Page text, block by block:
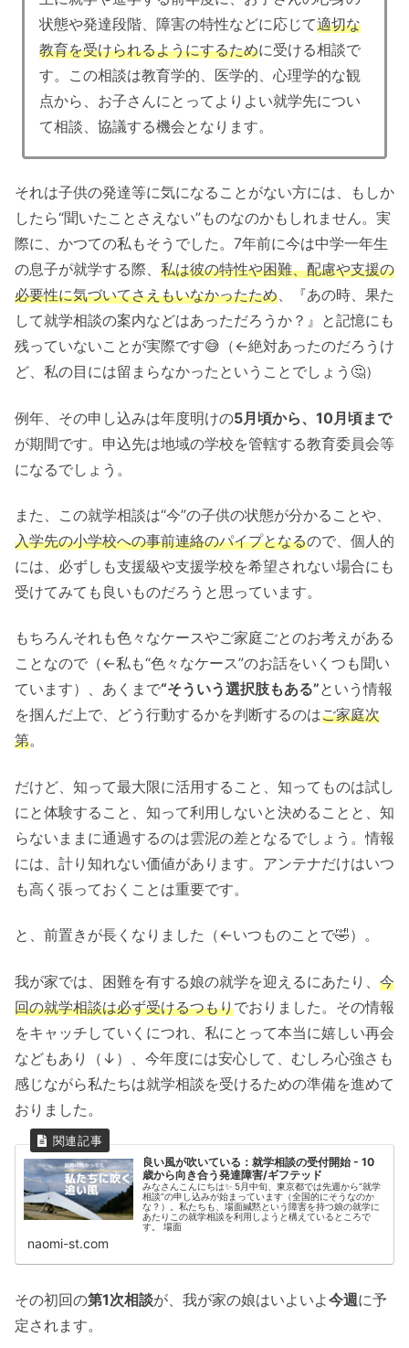
状態や発達段階、障害の特性などに応じて適切な
教育を受けられるようにするために受ける相談で
す。この相談は教育学的、医学的、心理学的な観
点から、お子さんにとってよりよい就学先につい
て相談、協議する機会となります。
それは子供の発達等に気になることがない方には、もしか
したら“聞いたことさえない”ものなのかもしれません。実
際に、かつての私もそうでした。7年前に今は中学一年生
の息子が就学する際、 私は彼の特性や困難、配慮や支援の
必要性に気づいてさえもいなかったため、『あの時、果た
して就学相談の案内などはあっただろうか？』と記憶にも
残っていないことが実際です😅（←絶対あったのだろうけ
ど、私の目には留まらなかったということでしょう🤔）
例年、その申し込みは年度明けの5月頃から、10月頃まで
が期間です。申込先は地域の学校を管轄する教育委員会等
になるでしょう。
また、この就学相談は“今”の子供の状態が分かることや、
入学先の小学校への事前連絡のパイプとなるので、個人的
には、必ずしも支援級や支援学校を希望されない場合にも
受けてみても良いものだろうと思っています。
もちろんそれも色々なケースやご家庭ごとのお考えがある
ことなので（←私も“色々なケース”のお話をいくつも聞い
ています）、あくまで“そういう選択肢もある”という情報
を掴んだ上で、どう行動するかを判断するのはご家庭次
第。
だけど、知って最大限に活用すること、知ってものは試し
にと体験すること、知って利用しないと決めることと、知
らないままに通過するのは雲泥の差となるでしょう。情報
には、計り知れない価値があります。アンテナだけはいつ
も高く張っておくことは重要です。
と、前置きが長くなりました（←いつものことで🤣）。
我が家では、困難を有する娘の就学を迎えるにあたり、 今
回の就学相談は必ず受けるつもりでおりました。その情報
をキャッチしていくにつれ、私にとって本当に嬉しい再会
などもあり（↓）、今年度には安心して、むしろ心強さも
感じながら私たちは就学相談を受けるための準備を進めて
おりました。
良い風が吹いている：就学相談の受付開始 - 10
歳から向き合う発達障害/ギフテッド
みなさんこんにちは✨ 5月中旬、東京都では先週から“就学
相談”の申し込みが始まっています（全国的にそうなのか
な？）。私たちも、場面緘黙という障害を持つ娘の就学に
あたりこの就学相談を利用しようと構えているところで
す。 場面
naomi-st.com
その初回の第1次相談が、我が家の娘はいよいよ今週に予
定されます。